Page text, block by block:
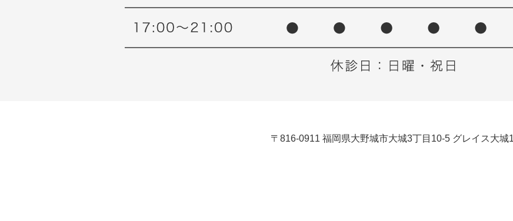
〒816-0911 福岡県大野城市大城3丁目10-5 グレイス大城